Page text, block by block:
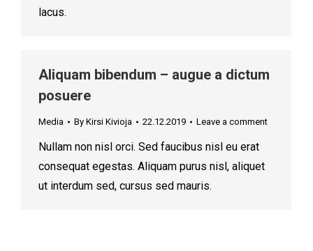
lacus.
Aliquam bibendum – augue a dictum
posuere
Media By Kirsi Kivioja 22.12.2019 Leave a comment
Nullam non nisl orci. Sed faucibus nisl eu erat
consequat egestas. Aliquam purus nisl, aliquet
ut interdum sed, cursus sed mauris.